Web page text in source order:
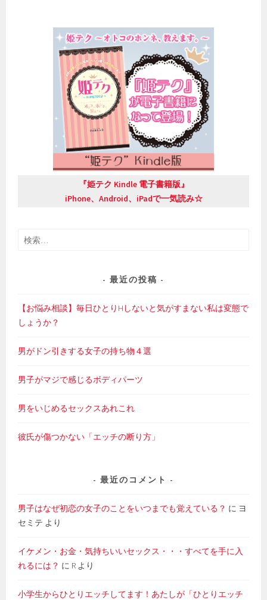
『姫テク Kindle 電子書籍版』
iPhone、Android、iPadで一気読み☆
検
最近の投稿
【お悩み相談】毎日ひとりHしないと気がすまない私は変態で
しょうか？
男がドン引きする女子の持ち物４選
男子がマジで感じるボディパーツ
男をいじめるセックスあれこれ
彼氏が傷つかない「エッチの断り方」
最近のコメント
男子はなぜ初恋の女子のことをいつまでも覚えている？ に ヨ
セミテ より
イケメン・お金・気持ちいいセックス・・・すべてを手に入
れるには？ に R より
小学生からひとりエッチしてます！あたしが「ひとりエッチ